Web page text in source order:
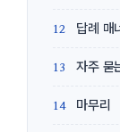
답례 매
자주 묻
마무리